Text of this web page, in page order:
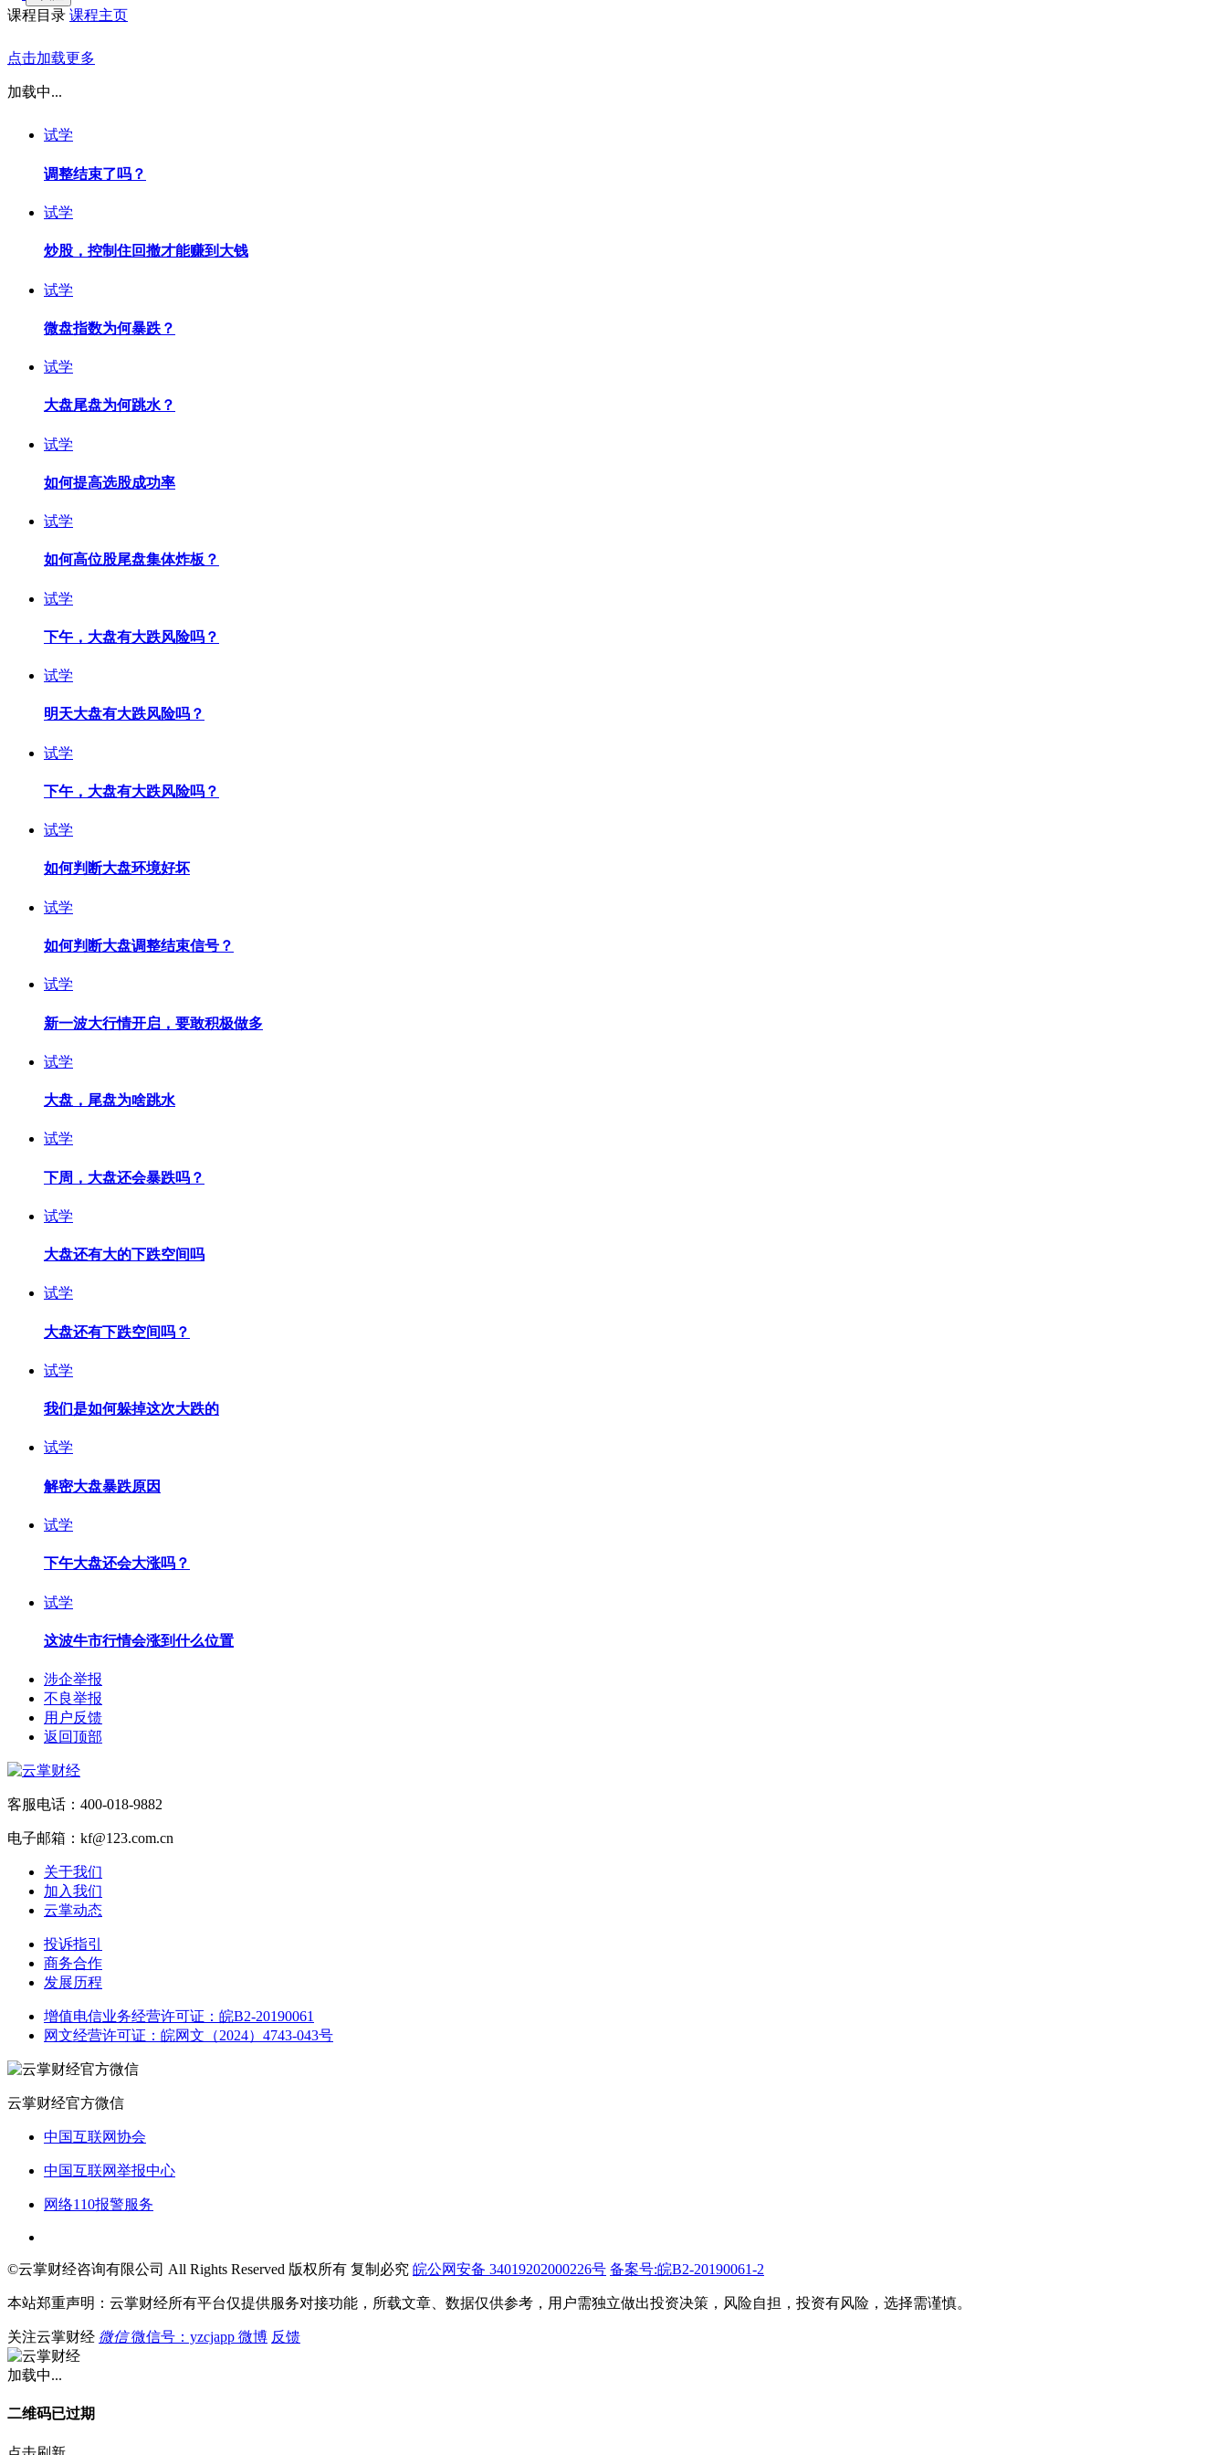
课程目录 课程主页
点击加载更多
加载中...
试学
调整结束了吗？
试学
炒股，控制住回撤才能赚到大钱
试学
微盘指数为何暴跌？
试学
大盘尾盘为何跳水？
试学
如何提高选股成功率
试学
如何高位股尾盘集体炸板？
试学
下午，大盘有大跌风险吗？
试学
明天大盘有大跌风险吗？
试学
下午，大盘有大跌风险吗？
试学
如何判断大盘环境好坏
试学
如何判断大盘调整结束信号？
试学
新一波大行情开启，要敢积极做多
试学
大盘，尾盘为啥跳水
试学
下周，大盘还会暴跌吗？
试学
大盘还有大的下跌空间吗
试学
大盘还有下跌空间吗？
试学
我们是如何躲掉这次大跌的
试学
解密大盘暴跌原因
试学
下午大盘还会大涨吗？
试学
这波牛市行情会涨到什么位置
涉企举报
不良举报
用户反馈
返回顶部
客服电话：400-018-9882
电子邮箱：kf@123.com.cn
关于我们
加入我们
云掌动态
投诉指引
商务合作
发展历程
增值电信业务经营许可证：皖B2-20190061
网文经营许可证：皖网文（2024）4743-043号
云掌财经官方微信
中国互联网协会
中国互联网举报中心
网络110报警服务
©云掌财经咨询有限公司 All Rights Reserved 版权所有 复制必究 皖公网安备 34019202000226号 备案号:皖B2-20190061-2
本站郑重声明：云掌财经所有平台仅提供服务对接功能，所载文章、数据仅供参考，用户需独立做出投资决策，风险自担，投资有风险，选择需谨慎。
关注云掌财经 微信 微信号：yzcjapp 微博 反馈
加载中...
二维码已过期